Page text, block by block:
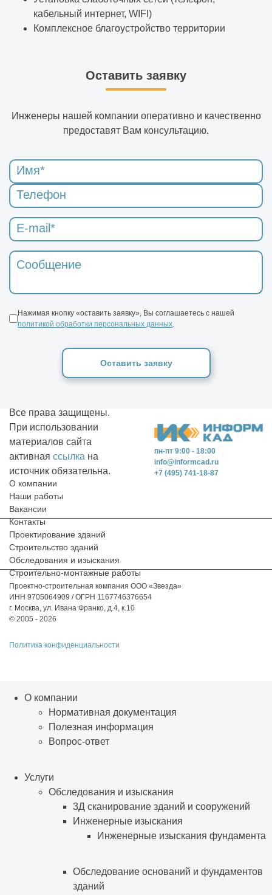
кабельный интернет, WIFI)
Комплексное благоустройство территории
Оставить заявку
Инженеры нашей компании оперативно и качественно
предоставят Вам консультацию.
Нажимая кнопку «оставить заявку», Вы соглашаетесь с нашей
политикой обработки персональных данных
Оставить заявку
пн-пт 9:00 - 18:00
+7 (495) 741-18-87
info@informcad.ru
О компании
Наши работы
Вакансии
Контакты
Проектирование зданий
Строительство зданий
Обследования и изыскания
Строительно-монтажные работы
Проектно-строительная компания ООО «Звезда»
ИНН 9705064909 / ОГРН 1167746376654
г. Москва, ул. Ивана Франко, д.4, к.10
© 2005 - 2026
Политика конфиденциальности
Все права защищены.
При использовании
материалов сайта
активная ссылка на
источник обязательна.
О компании
Нормативная документация
Полезная информация
Вопрос-ответ
Услуги
Обследования и изыскания
3Д сканирование зданий и сооружений
Инженерные изыскания
Инженерные изыскания фундамента
Обследование оснований и фундаментов
зданий